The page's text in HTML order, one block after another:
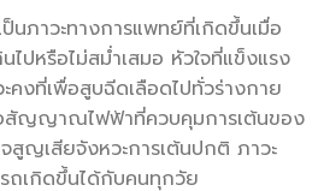
ป็นภาวะทางการแพทย์ที่เกิดขึ้นเมื่อ
นไปหรือไม่สม่ำเสมอ หัวใจที่แข็งแรง
คงที่เพื่อสูบฉีดเลือดไปทั่วร่างกาย
สัญญาณไฟฟ้าที่ควบคุมการเต้นของ
สูญเสียจังหวะการเต้นปกติ ภาวะ
ถเกิดขึ้นได้กับคนทุกวัย